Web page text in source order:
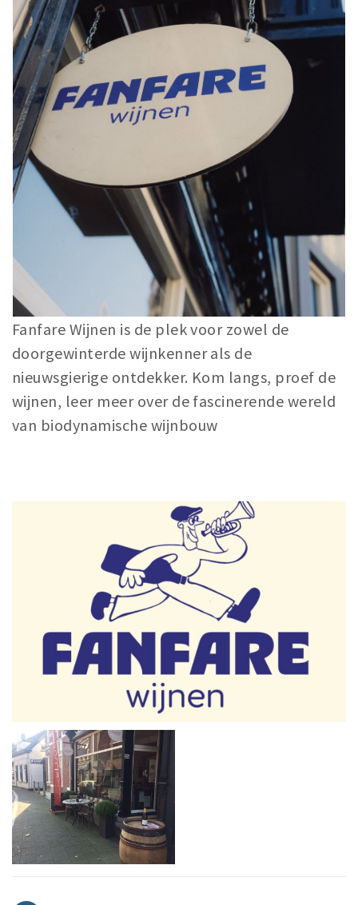
Fanfare Wijnen is de plek voor zowel de
doorgewinterde wijnkenner als de
nieuwsgierige ontdekker. Kom langs, proef de
wijnen, leer meer over de fascinerende wereld
van biodynamische wijnbouw